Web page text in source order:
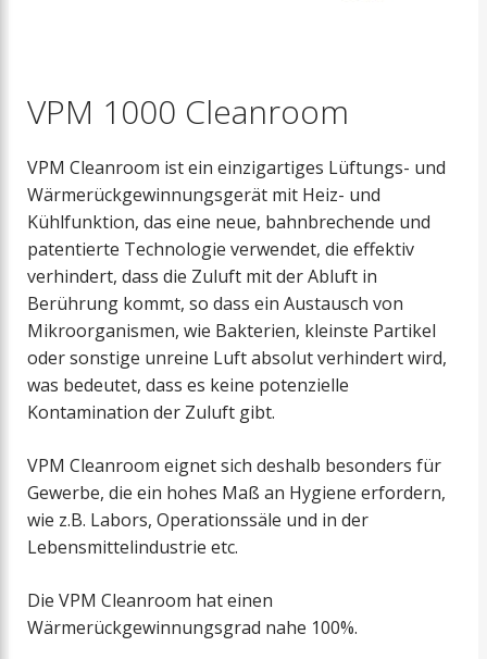
VPM 1000 Cleanroom
VPM Cleanroom ist ein einzigartiges Lüftungs- und
Wärmerückgewinnungsgerät mit Heiz- und
Kühlfunktion, das eine neue, bahnbrechende und
patentierte Technologie verwendet, die effektiv
verhindert, dass die Zuluft mit der Abluft in
Berührung kommt, so dass ein Austausch von
Mikroorganismen, wie Bakterien, kleinste Partikel
oder sonstige unreine Luft absolut verhindert wird,
was bedeutet, dass es keine potenzielle
Kontamination der Zuluft gibt.
VPM Cleanroom eignet sich deshalb besonders für
Gewerbe, die ein hohes Maß an Hygiene erfordern,
wie z.B. Labors, Operationssäle und in der
Lebensmittelindustrie etc.
Die VPM Cleanroom hat einen
Wärmerückgewinnungsgrad nahe 100%.